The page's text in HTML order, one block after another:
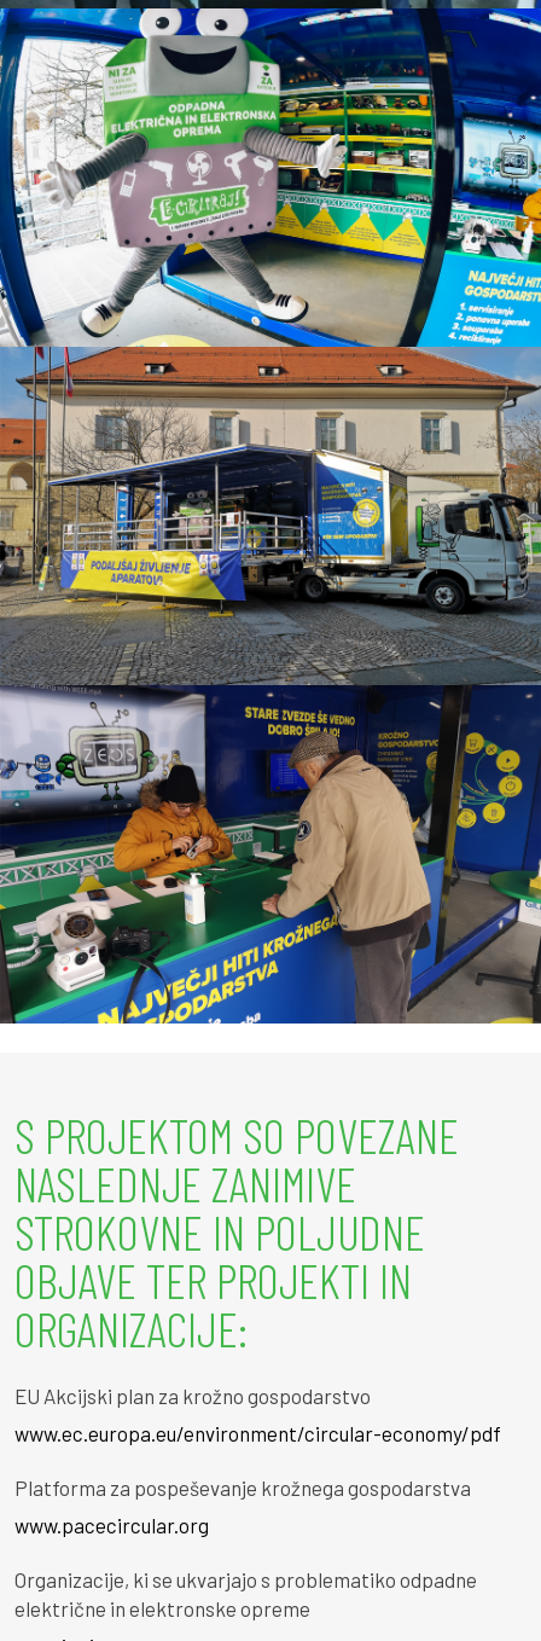
S PROJEKTOM SO POVEZANE
NASLEDNJE ZANIMIVE
STROKOVNE IN POLJUDNE
OBJAVE TER PROJEKTI IN
ORGANIZACIJE:
EU Akcijski plan za krožno gospodarstvo
www.ec.europa.eu/environment/circular-economy/pdf
Platforma za pospeševanje krožnega gospodarstva
www.pacecircular.org
Organizacije, ki se ukvarjajo s problematiko odpadne
električne in elektronske opreme